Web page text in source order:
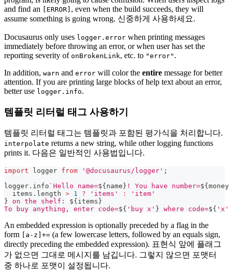
and find an
[ERROR] , even when the build succeeds, they will
assume something is going wrong. 신중하게 사용하세요.
Docusaurus only uses logger.error when printing messages
immediately before throwing an error, or when user has set the
reporting severity of onBrokenLink, etc. to "error" .
In addition, warn and error will color the entire message for better
attention. If you are printing large blocks of help text about an error,
better use logger.info.
템플릿 리터럴 태그 사용하기
템플릿 리터럴 태그는 템플릿과 포함된 평가식을 처리합니다.
interpolate returns a new string, while other logging functions
prints it. 다음은 일반적인 사용법입니다.
import logger from '@docusaurus/logger' ;
logger . info ` Hello name=${ name } ! You have number=${ money
  items
. length > 1 ? 'items' :
'item'
} on the shelf: ${ items }
To buy anything, enter code=${ 'buy x' } where code=${ 'x'
An embedded expression is optionally preceded by a flag in the
form
[a-z]+= (a few lowercase letters, followed by an equals sign,
directly preceding the embedded expression). 표현식 앞에 플래그
가 없으면 그대로 메시지를 남깁니다. 그렇지 않으면 포맷터
중 하나로 포맷이 설정됩니다.